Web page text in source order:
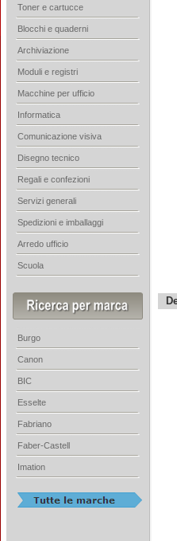
Toner e cartucce
Blocchi e quaderni
Archiviazione
Moduli e registri
Macchine per ufficio
Informatica
Comunicazione visiva
Disegno tecnico
Regali e confezioni
Servizi generali
Spedizioni e imballaggi
Arredo ufficio
Scuola
Burgo
Canon
BIC
Esselte
Fabriano
Faber-Castell
Imation